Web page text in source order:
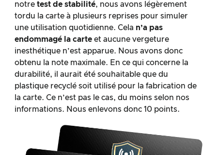
notre test de stabilité, nous avons légèrement
tordu la carte à plusieurs reprises pour simuler
une utilisation quotidienne. Cela n’a pas
endommagé la carte et aucune vergeture
inesthétique n’est apparue. Nous avons donc
obtenu la note maximale. En ce qui concerne la
durabilité, il aurait été souhaitable que du
plastique recyclé soit utilisé pour la fabrication de
la carte. Ce n’est pas le cas, du moins selon nos
informations. Nous enlevons donc 10 points.